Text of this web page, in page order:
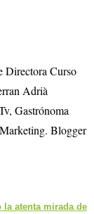
Directora Curso
Adrià
Gastrónoma
Blogger
la atenta mirada de